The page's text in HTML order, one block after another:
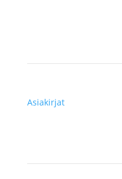
Asiakirjat